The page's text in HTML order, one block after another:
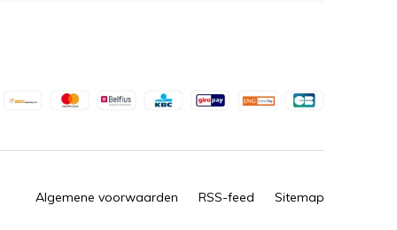
Algemene voorwaarden RSS-feed Sitemap